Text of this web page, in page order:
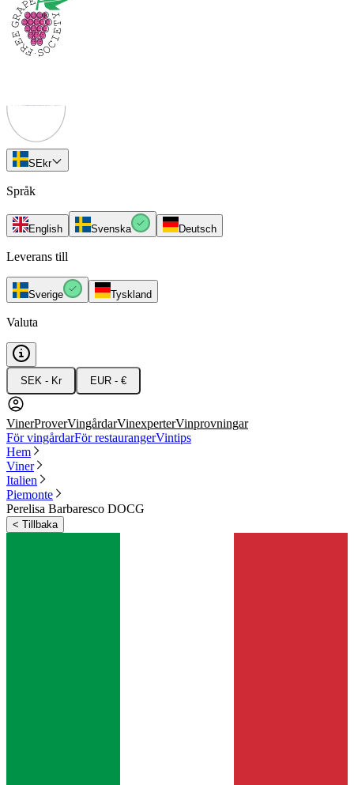
SEkr
Språk
English Svenska Deutsch
Leverans till
Sverige Tyskland
Valuta
SEK - Kr EUR - €
VinerProverVingårdarVinexperterVinprovningar
För vingårdarFör restaurangerVintips
Hem
Viner
Italien
Piemonte
Perelisa Barbaresco DOCG
< Tillbaka